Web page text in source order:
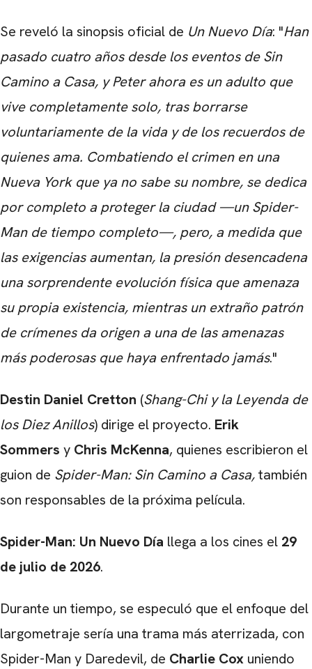
Se reveló la sinopsis oficial de Un Nuevo Día: "Han
pasado cuatro años desde los eventos de Sin
Camino a Casa, y Peter ahora es un adulto que
vive completamente solo, tras borrarse
voluntariamente de la vida y de los recuerdos de
quienes ama. Combatiendo el crimen en una
Nueva York que ya no sabe su nombre, se dedica
por completo a proteger la ciudad —un Spider-
Man de tiempo completo—, pero, a medida que
las exigencias aumentan, la presión desencadena
una sorprendente evolución física que amenaza
su propia existencia, mientras un extraño patrón
de crímenes da origen a una de las amenazas
más poderosas que haya enfrentado jamás."
Destin Daniel Cretton (Shang-Chi y la Leyenda de
los Diez Anillos) dirige el proyecto. Erik
Sommers y Chris McKenna, quienes escribieron el
guion de Spider-Man: Sin Camino a Casa,también
son responsables de la próxima película.
Spider-Man: Un Nuevo Día llega a los cines el 29
de julio de 2026.
Durante un tiempo, se especuló que el enfoque del
largometraje sería una trama más aterrizada, con
Spider-Man y Daredevil, de Charlie Cox uniendo